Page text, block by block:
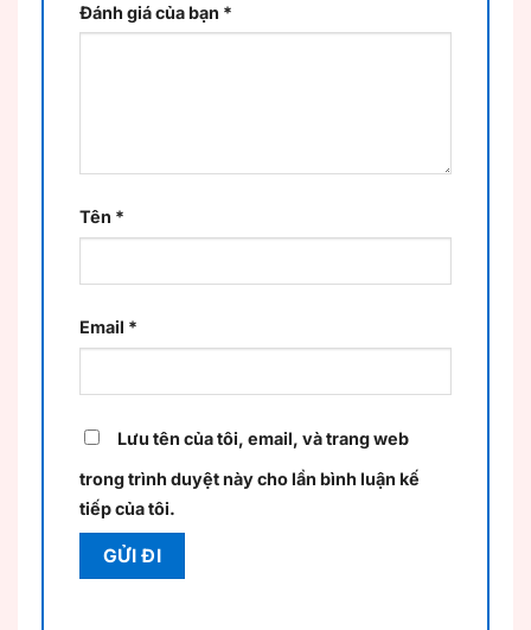
Đánh giá của bạn *
Tên *
Email *
Lưu tên của tôi, email, và trang web
trong trình duyệt này cho lần bình luận kế
tiếp của tôi.